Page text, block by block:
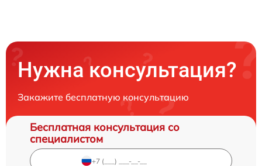
Нужна консультация?
Закажите бесплатную консультацию
Бесплатная консультация со
специалистом